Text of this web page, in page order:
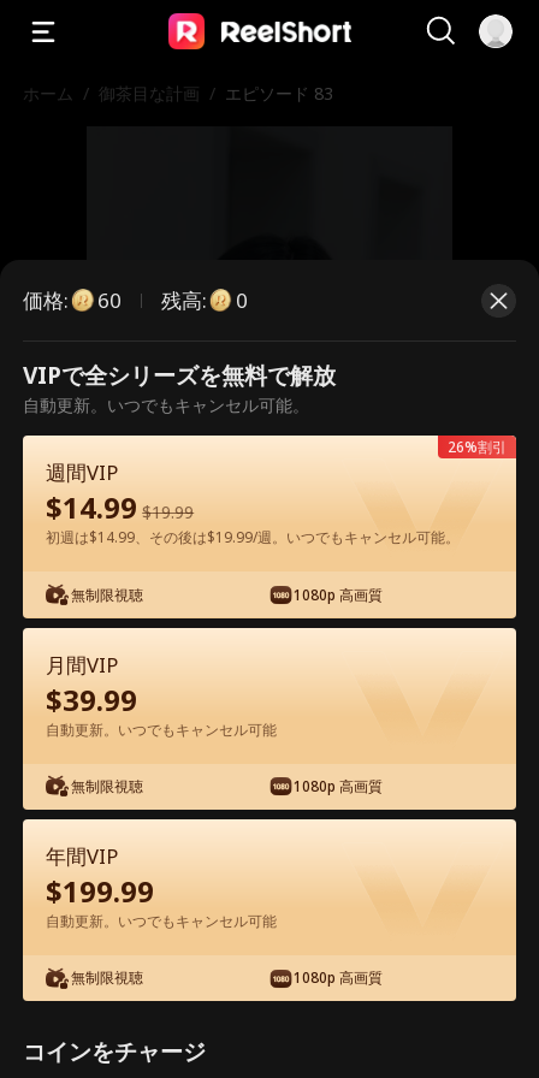
ホーム / 御茶目な計画 / エピソード 83
こちらは有料のエピソードです。視
聴いただくには解放が必要です。
60今すぐ解放
アプリ内で無料視聴可能
エピソード83 - 御茶目な計画 映画フル
1-50 51-100
83 86
価格: 60 残高: 0
VIPで全シリーズを無料で解放
自動更新。いつでもキャンセル可能。
週間VIP
$14.99 $19.99
初週は$14.99、その後は$19.99/週。いつでもキャンセル可能。
無制限視聴 1080p 高画質
26%割引
月間VIP
$39.99
自動更新。いつでもキャンセル可能
無制限視聴 1080p 高画質
年間VIP
$199.99
自動更新。いつでもキャンセル可能
無制限視聴 1080p 高画質
コインをチャージ